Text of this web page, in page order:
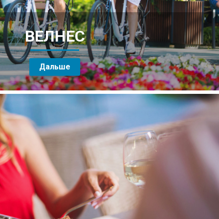
ВЕЛНЕС
Дальше